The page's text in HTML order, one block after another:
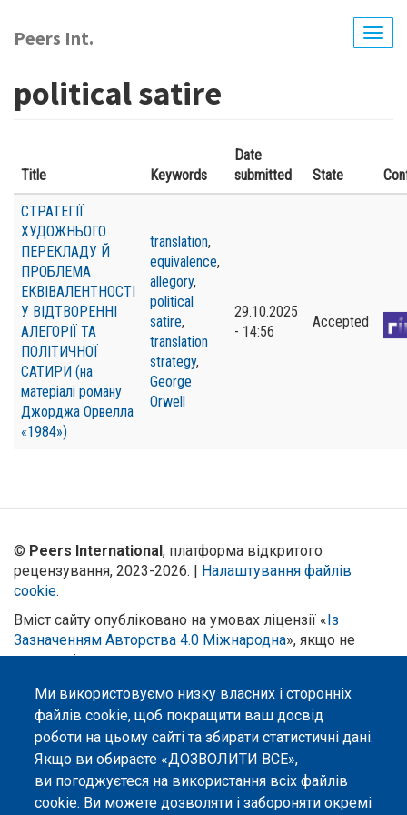
до
основного
Peers Int.
political satire
Title Keywords
Date
submitted
State
СТРАТЕГІЇ
ХУДОЖНЬОГО
ПЕРЕКЛАДУ Й
ПРОБЛЕМА
ЕКВІВАЛЕНТНОСТІ
У ВІДТВОРЕННІ
АЛЕГОРІЇ ТА
ПОЛІТИЧНОЇ
САТИРИ (на
матеріалі роману
Джорджа Орвелла
«1984»)
translation,
equivalence,
allegory,
political
satire,
translation
strategy,
George
Orwell
29.10.2025
- 14:56
Accepted
Ми використовуємо низку власних і сторонніх
файлів cookie, щоб покращити ваш досвід
роботи на цьому сайті та збирати статистичні дані.
Якщо ви обираєте «ДОЗВОЛИТИ ВСЕ»,
ви погоджуєтеся на використання всіх файлів
cookie. Ви можете дозволяти і забороняти окремі
© Peers International, платформа відкритого
рецензування, 2023-2026. | Налаштування файлів
cookie.
Вміст сайту опубліковано на умовах ліцензії «Із
Зазначенням Авторства 4.0 Міжнародна», якщо не
вказано інше.
Онлайн-платформа відкритого
рецензування Peers International
була розроблена та підтримується
за сприяння Програми Європейського Союзу Erasmus+ у межах проєкту
OPTIMA (618940-EPP-1-2020-1-UA-EPPKA2-CBHE-JP). Підтримка
Єврокомісією створення цього вебсайту не означає схвалення його
змісту, який відображає виключно погляди авторів. Єврокомісія не
несе відповідальності за будь-яке використання інформації, розміщеної